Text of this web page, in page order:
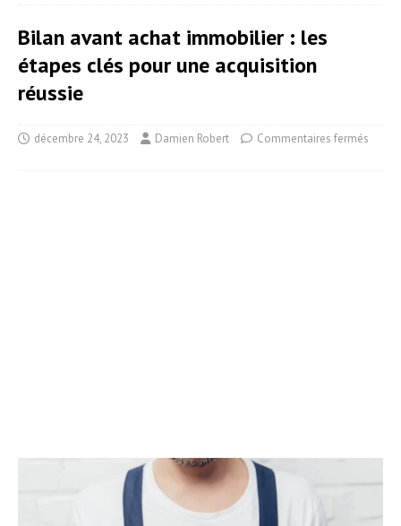
Bilan avant achat immobilier : les
étapes clés pour une acquisition
réussie
décembre 24, 2023 Damien Robert Commentaires fermés